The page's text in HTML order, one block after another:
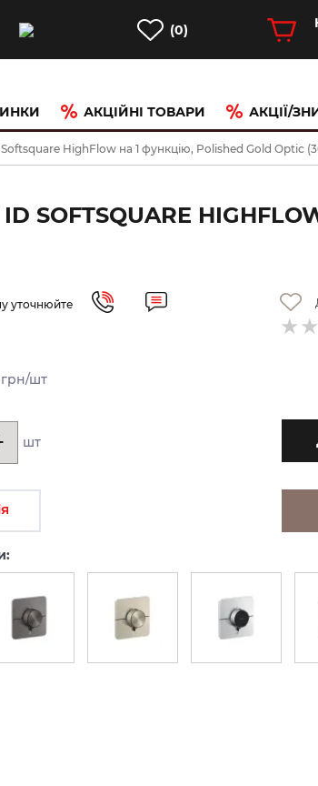
(0)
АКЦІЙНІ ТОВАРИ АКЦІЇ/
HighFlow на 1 функцію, Polished Gold Optic
уточнюйте
грн/шт
шт